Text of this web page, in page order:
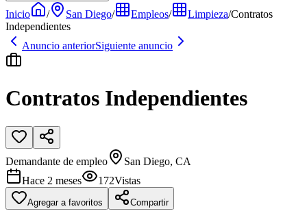
Inicio / San Diego/ Empleos/ Limpieza/Contratos
Independientes
Anuncio anteriorSiguiente anuncio
Contratos Independientes
Demandante de empleo
San Diego, CA
Hace 2 meses
172Vistas
Agregar a favoritos Compartir